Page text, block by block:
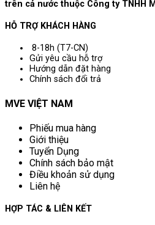
trên cả nước thuộc Công ty TNHH
HỖ TRỢ KHÁCH HÀNG
8-18h (T7-CN)
Gửi yêu cầu hỗ trợ
Hướng dẫn đặt hàng
Chính sách đổi trả
MVE VIỆT NAM
Phiếu mua hàng
Giới thiệu
Tuyển Dụng
Chính sách bảo mật
Điều khoản sử dụng
Liên hệ
HỢP TÁC & LIÊN KẾT